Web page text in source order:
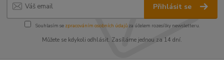
Přihlásit se
Souhlasím se zpracováním osobních údajůza účelem rozesílky newsletteru.
Můžete se kdykoli odhlásit. Zasíláme jednou za 14 dní.